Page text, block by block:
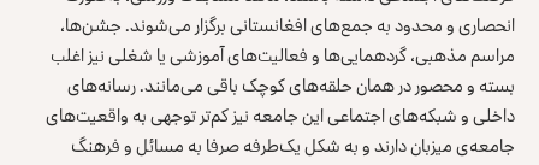
انحصاری و محدود به جمع‌های افغانستانی برگزار می‌شوند. جشن‌ها،
مراسم مذهبی، گردهمایی‌ها و فعالیت‌های آموزشی یا شغلی نیز اغلب
بسته و محصور در همان حلقه‌های کوچک باقی می‌مانند. رسانه‌های
داخلی و شبکه‌های اجتماعی این جامعه نیز کم‌تر توجهی به واقعیت‌های
جامعه‌ی میزبان دارند و به شکل یک‌طرفه صرفا به مسائل و فرهنگ